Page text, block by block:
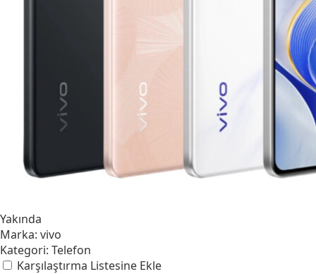
Yakında
Marka: vivo
Kategori: Telefon
Karşılaştırma Listesine Ekle